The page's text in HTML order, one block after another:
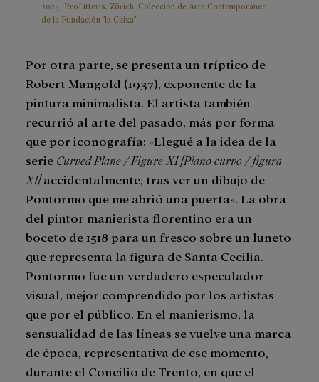
2024, ProLitteris, Zürich. Colección de Arte Contemporáneo
de la Fundación "la Caixa"
Por otra parte, se presenta un tríptico de
Robert Mangold (1937), exponente de la
pintura minimalista. El artista también
recurrió al arte del pasado, más por forma
que por iconografía: «Llegué a la idea de la
serie Curved Plane / Figure XI [Plano curvo / figura
XI]accidentalmente, tras ver un dibujo de
Pontormo que me abrió una puerta». La obra
del pintor manierista florentino era un
boceto de 1518 para un fresco sobre un luneto
que representa la figura de Santa Cecilia.
Pontormo fue un verdadero especulador
visual, mejor comprendido por los artistas
que por el público. En el manierismo, la
sensualidad de las líneas se vuelve una marca
de época, representativa de ese momento,
durante el Concilio de Trento, en que el